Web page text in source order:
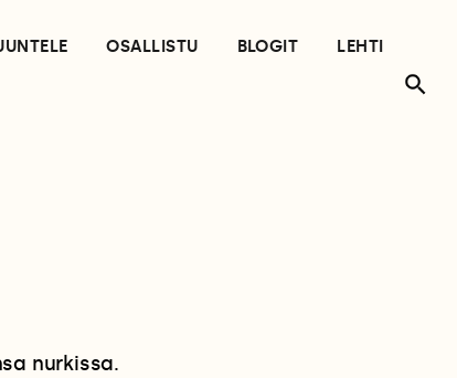
OSALLISTU BLOGIT
LEHTI
nurkissa.